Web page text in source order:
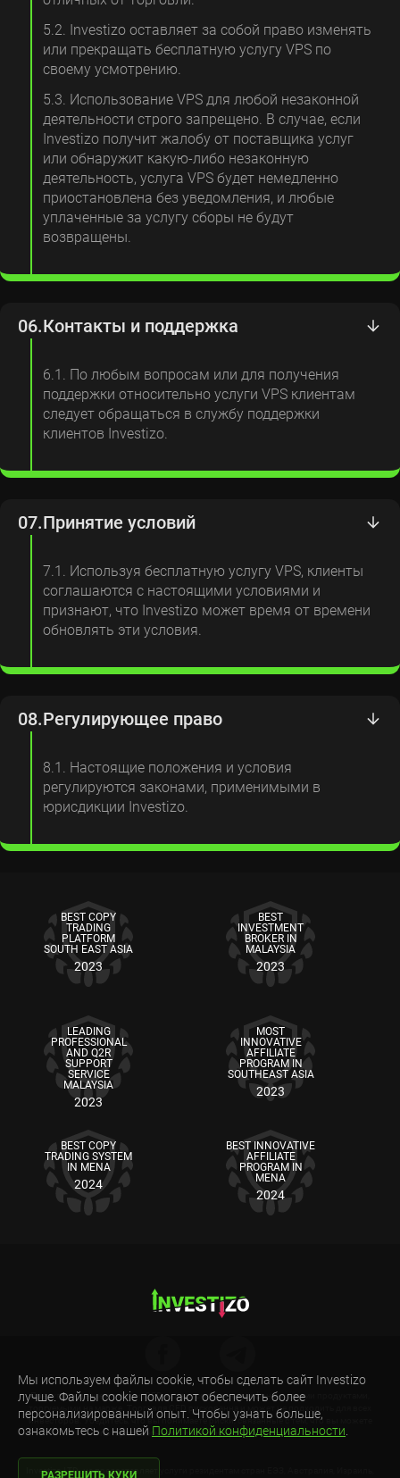
5.2. Investizo оставляет за собой право изменять
или прекращать бесплатную услугу VPS по
своему усмотрению.
5.3. Использование VPS для любой незаконной
деятельности строго запрещено. В случае, если
Investizo получит жалобу от поставщика услуг
или обнаружит какую-либо незаконную
деятельность, услуга VPS будет немедленно
приостановлена ​​без уведомления, и любые
уплаченные за услугу сборы не будут
возвращены.
06.Контакты и поддержка
6.1. По любым вопросам или для получения
поддержки относительно услуги VPS клиентам
следует обращаться в службу поддержки
клиентов Investizo.
07.Принятие условий
7.1. Используя бесплатную услугу VPS, клиенты
соглашаются с настоящими условиями и
признают, что Investizo может время от времени
обновлять эти условия.
08.Регулирующее право
8.1. Настоящие положения и условия
регулируются законами, применимыми в
юрисдикции Investizo.
BEST COPY
TRADING
PLATFORM
SOUTH EAST ASIA
2023
BEST
INVESTMENT
BROKER IN
MALAYSIA
2023
LEADING
PROFESSIONAL
AND Q2R
SUPPORT
SERVICE
MALAYSIA
2023
MOST
INNOVATIVE
AFFILIATE
PROGRAM IN
SOUTHEAST ASIA
2023
BEST COPY
TRADING SYSTEM
IN MENA
2024
BEST INNOVATIVE
AFFILIATE
PROGRAM IN
MENA
2024
Предупреждение о рисках: CFD являются сложными финансовыми продуктами,
торгуемыми на марже. Торговля CFD рискованна и может не подходить для всех
инвесторов. Убедитесь, что вы понимаете риски, связанные с тем, что вы можете
потерять весь свой инвестированный капитал.
Investizo LTD. не предоставляет услуги резидентам стран ЕЭЗ, Австралия, Израиль,
Мы используем файлы cookie, чтобы сделать сайт Investizo
лучше. Файлы cookie помогают обеспечить более
персонализированный опыт. Чтобы узнать больше,
ознакомьтесь с нашей Политикой конфиденциальности
РАЗРЕШИТЬ КУКИ